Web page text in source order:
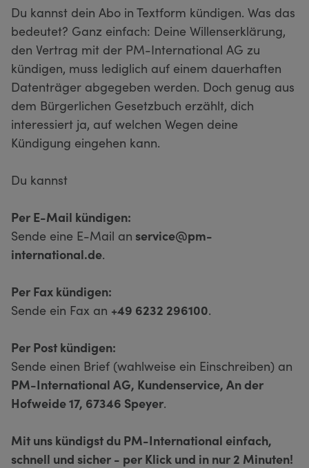
Du kannst dein Abo in Textform kündigen. Was das
bedeutet? Ganz einfach: Deine Willenserklärung,
den Vertrag mit der PM-International AG zu
kündigen, muss lediglich auf einem dauerhaften
Datenträger abgegeben werden. Doch genug aus
dem Bürgerlichen Gesetzbuch erzählt, dich
interessiert ja, auf welchen Wegen deine
Kündigung eingehen kann.
Du kannst
Per E-Mail kündigen:
Sende eine E-Mail an service@pm-
international.de.
Per Fax kündigen:
Sende ein Fax an +49 6232 296100.
Per Post kündigen:
Sende einen Brief (wahlweise ein Einschreiben) an
PM-International AG, Kundenservice, An der
Hofweide 17, 67346 Speyer.
Mit uns kündigst du PM-International einfach,
schnell und sicher - per Klick und in nur 2 Minuten!